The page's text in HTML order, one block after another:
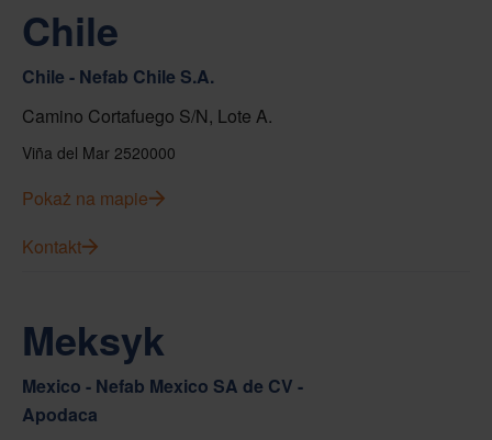
Chile
Chile - Nefab Chile S.A.
Camino Cortafuego S/N, Lote A.
Viña del Mar 2520000
Pokaż na mapie
Kontakt
Meksyk
Mexico - Nefab Mexico SA de CV -
Apodaca